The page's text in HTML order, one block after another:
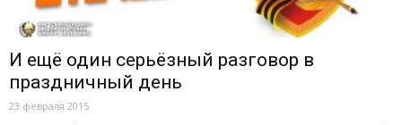
И ещё один серьёзный разговор в
праздничный день
23 февраля 2015